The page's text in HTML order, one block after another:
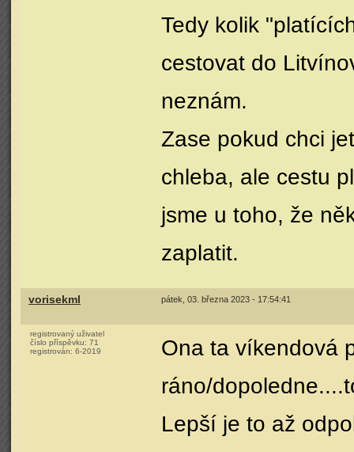
Tedy kolik
cestovat do
neznám.
Zase pokud chci
chleba, ale cestu
jsme u toho, že
zaplatit.
vorisekml pátek, 03. března 2023 - 17:54:41
registrovaný uživatel
číslo příspěvku: 71
registrován: 6-2019
Ona ta víkendová
ráno/
Lepší je to až